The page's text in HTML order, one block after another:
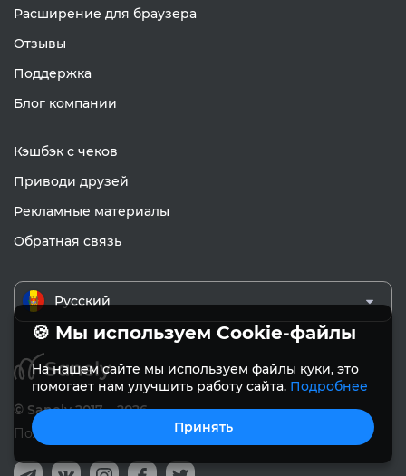
Расширение для браузера
Отзывы
Поддержка
Блог компании
Кэшбэк с чеков
Приводи друзей
Рекламные материалы
Обратная связь
Русский
© Sanely 2017 – 2026
Пользовательское соглашение
🍪 Мы используем Cookie-файлы
На нашем сайте мы используем файлы куки, это
помогает нам улучшить работу сайта. Подробнее
Принять